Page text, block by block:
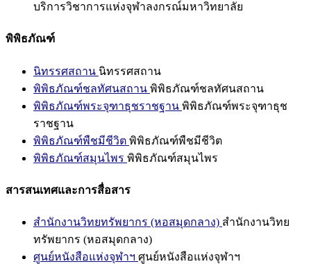
บริการวิชาการแห่งจุฬาลงกรณ์มหาวิทยาลัย
พิพิธภัณฑ์
นิทรรศสถาน นิทรรศสถาน
พิพิธภัณฑ์ชลทัศนสถาน พิพิธภัณฑ์ชลทัศนสถาน
พิพิธภัณฑ์พระจุฑาธุชราชฐาน พิพิธภัณฑ์พระจุฑาธุช
ราชฐาน
พิพิธภัณฑ์พืชมีชีวิต พิพิธภัณฑ์พืชมีชีวิต
พิพิธภัณฑ์สมุนไพร พิพิธภัณฑ์สมุนไพร
สารสนเทศและการสื่อสาร
สำนักงานวิทยทรัพยากร (หอสมุดกลาง) สำนักงานวิทย
ทรัพยากร (หอสมุดกลาง)
ศูนย์หนังสือแห่งจุฬาฯ ศูนย์หนังสือแห่งจุฬาฯ